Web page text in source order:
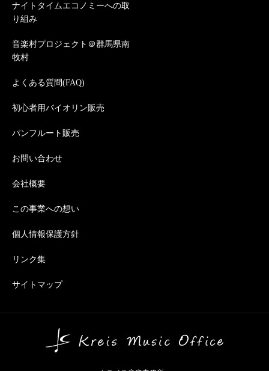
ナイトタイムエコノミーへの取
り組み
音楽村プロジェクト＠群馬県南
牧村
よくある質問(FAQ)
初心者用バイオリン販売
パンフルート販売
お問い合わせ
会社概要
この事業への想い
個人情報保護方針
リンク集
サイトマップ